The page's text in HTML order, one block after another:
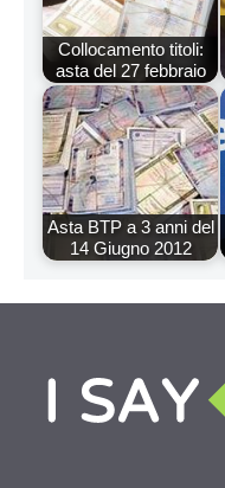
Collocamento titoli:
asta del 27 febbraio
Asta BTP a 3 anni del
14 Giugno 2012